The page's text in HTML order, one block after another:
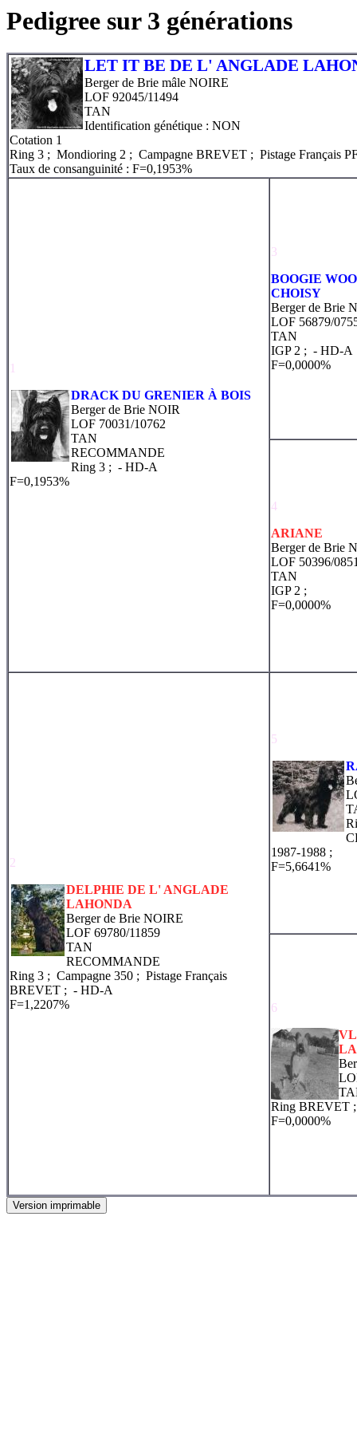
Pedigree sur 3 générations
LET IT BE DE L' ANGLADE
Berger de Brie mâle NOIRE
LOF 92045/11494
TAN
Identification génétique : NON
Cotation 1
Ring 3 ; Mondioring 2 ; Campagne BREVET ; Pistage Français
Taux de consanguinité : F=0,1953%
1
DRACK DU GRENIER À BOIS
Berger de Brie NOIR
LOF 70031/10762
TAN
RECOMMANDE
Ring 3 ; - HD-A
F=0,1953%
3
BOOGIE
CHOISY
Berger de Brie
LOF 56879/
TAN
IGP 2 ; - HD-A
F=0,0000%
4
ARIANE
Berger de Brie
LOF 50396/
TAN
IGP 2 ;
F=0,0000%
2
DELPHIE DE L' ANGLADE
LAHONDA
Berger de Brie NOIRE
LOF 69780/11859
TAN
RECOMMANDE
Ring 3 ; Campagne 350 ; Pistage Français
BREVET ; - HD-A
F=1,2207%
5
1987-1988 ;
F=5,6641%
6
Ring
F=0,0000%
Version imprimable